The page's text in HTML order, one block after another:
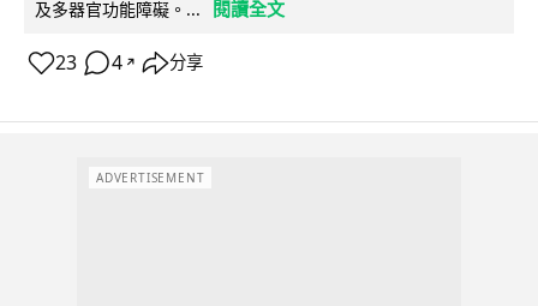
及多器官功能障礙。...
閱讀全文
23 4 ↗ 分享
ADVERTISEMENT